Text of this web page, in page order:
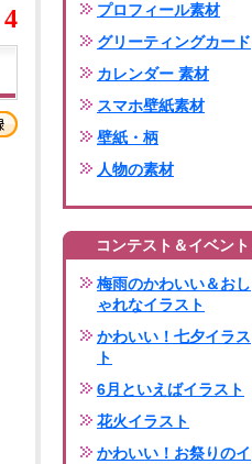
4
プロフィール素材
グリーティングカード
カレンダー 素材
スマホ壁紙素材
壁紙・柄
人物の素材
コンテスト＆イベント
梅雨のかわいい＆おし
ゃれなイラスト
かわいい！七夕イラス
ト
6月といえばイラスト
花火イラスト
かわいい！お祭りのイ